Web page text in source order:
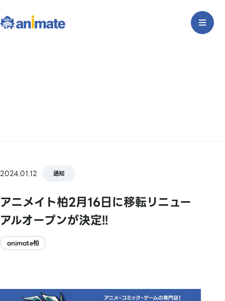
2024.01.12 通知
アニメイト柏2月16日に移転リニュー
アルオープンが決定!!
animate柏